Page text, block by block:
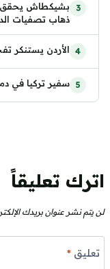
بشيكطاش يحقق
ذهاب تصفيات
الأردن يستنكر
سفير تركيا في
اترك تعليقاً
لن يتم نشر عنوان بريدك
تعليق*